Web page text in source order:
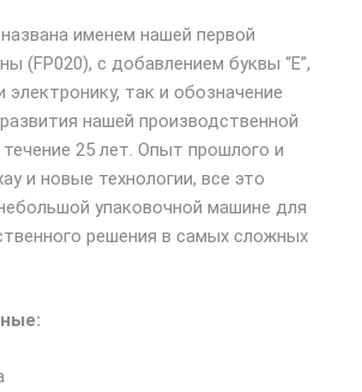
именем нашей первой
(FP020), с добавлением буквы “E”,
электронику, так и обозначение
нашей производственной
25 лет. Опыт прошлого и
и новые технологии, все это
упаковочной машине для
решения в самых сложных